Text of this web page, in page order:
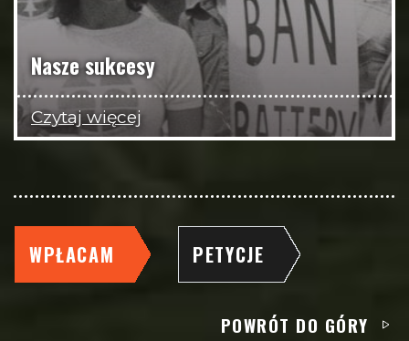
Nasze sukcesy
Czytaj więcej
WPŁACAM PETYCJE
POWRÓT DO GÓRY